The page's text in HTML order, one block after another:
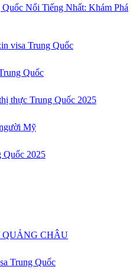
Nổi Tiếng Nhất: Khám Phá
visa Trung Quốc
Quốc
thực Trung Quốc 2025
Mỹ
Quốc 2025
QUẢNG CHÂU
Trung Quốc